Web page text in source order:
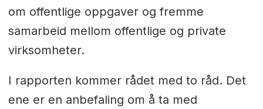
om offentlige oppgaver og fremme
samarbeid mellom offentlige og private
virksomheter.
I rapporten kommer rådet med to råd. Det
ene er en anbefaling om å ta med